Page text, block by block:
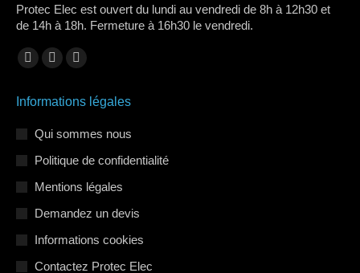
Protec Elec est ouvert du lundi au vendredi de 8h à 12h30 et
de 14h à 18h. Fermeture à 16h30 le vendredi.
Trouvez nous sur :
La
Facebook
s'ouvre
nouvelle
fenêtre
La
LinkedIn
s'ouvre
nouvelle
fenêtre
La
Instagram
s'ouvre
nouvelle
fenêtre
Informations légales
Qui sommes nous
Politique de confidentialité
Mentions légales
Demandez un devis
Informations cookies
Contactez Protec Elec